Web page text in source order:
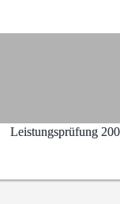
Leistungsprüfung